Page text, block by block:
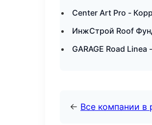
Center Art Pro -
ИнжСтрой Roof
GARAGE Road
← Все компании в